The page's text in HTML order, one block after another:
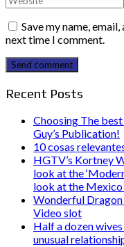
Save my name,
next time I comment.
Send comment
Recent Posts
Choosing The
Guy’s Publication!
10 cosas
HGTV’s Kortney
look at the
look at the Mexico
Wonderful
Video slot
Half a dozen
unusual